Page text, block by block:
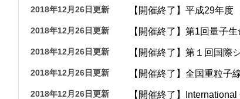
2018年12月26日更新 【開催終了】平成29年
2018年12月26日更新 【開催終了】第1回量子
2018年12月26日更新 【開催終了】第１回国
2018年12月26日更新 【開催終了】全国重粒子
2018年12月26日更新
【開催終了】